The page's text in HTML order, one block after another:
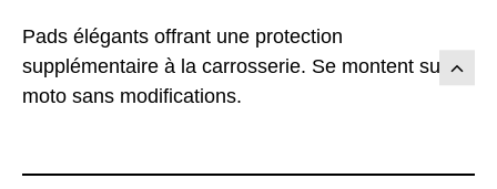
Pads élégants offrant une protection
supplémentaire à la carrosserie. Se montent sur la
moto sans modifications.